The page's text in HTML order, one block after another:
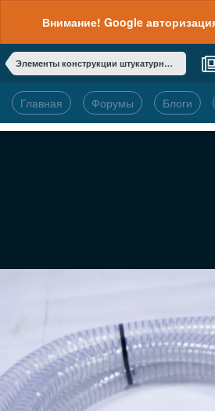
Внимание! Google
Элементы конструкции штукатурных станций ReMix
Главная Форумы Блоги